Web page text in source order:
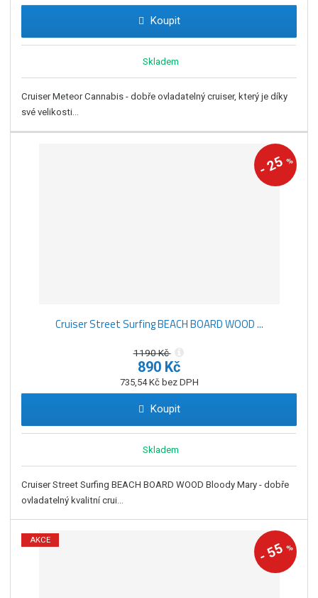
Koupit
Skladem
Cruiser Meteor Cannabis - dobře ovladatelný cruiser, který je díky
své velikosti...
-
25%
Cruiser Street Surfing BEACH BOARD WOOD ...
1190 Kč
890 Kč
735,54 Kč bez DPH
Koupit
Skladem
Cruiser Street Surfing BEACH BOARD WOOD Bloody Mary - dobře
ovladatelný kvalitní crui...
-
55%
AKCE